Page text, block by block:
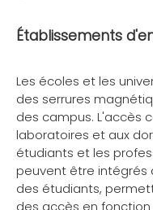
Établissements
Les écoles et les
des serrures
des campus. L'accès
laboratoires et aux
étudiants et les
peuvent être intégrés
des étudiants,
des accès en